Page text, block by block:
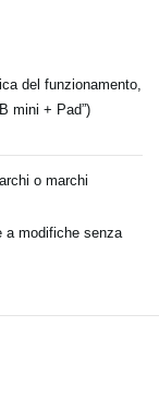
del funzionamento,
mini + Pad”)
o marchi
a modifiche senza